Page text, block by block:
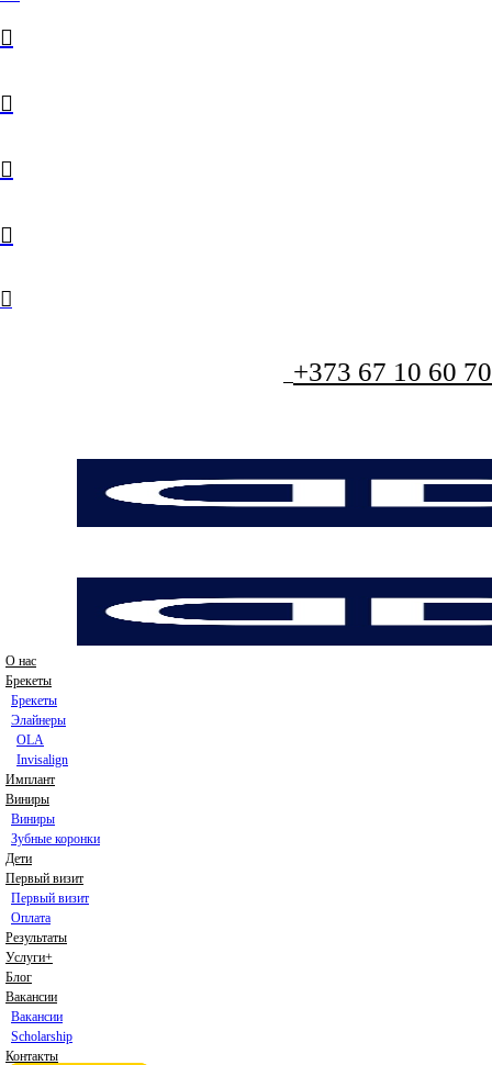
+373 67 10 60 70
О нас
Брекеты
Брекеты
Элайнеры
OLA
Invisalign
Имплант
Виниры
Виниры
Зубные коронки
Дети
Первый визит
Первый визит
Оплата
Результаты
Услуги+
Блог
Вакансии
Вакансии
Scholarship
Контакты